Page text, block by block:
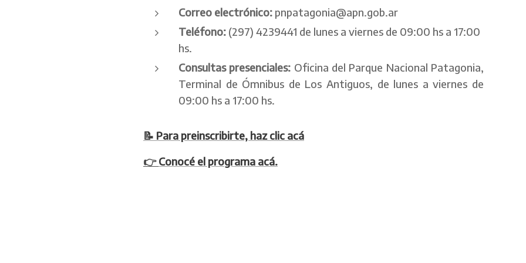
Correo electrónico: pnpatagonia@apn.gob.ar
Teléfono: (297) 4239441 de lunes a viernes de 09:00 hs a 17:00
hs.
Consultas presenciales: Oficina del Parque Nacional Patagonia,
Terminal de Ómnibus de Los Antiguos, de lunes a viernes de
09:00 hs a 17:00 hs.
📝 Para preinscribirte, haz clic acá
👉Conocé el programa acá.